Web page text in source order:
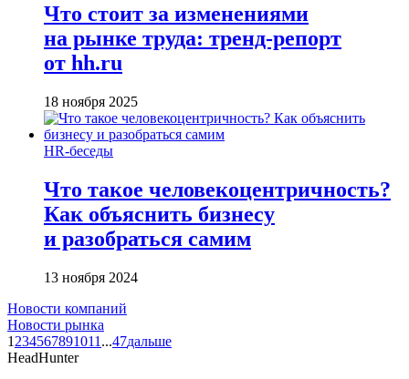
Что стоит за изменениями
на рынке труда: тренд-репорт
от hh.ru
18 ноября 2025
HR-беседы
Что такое человеко­центричность?
Как объяснить бизнесу
и разобраться самим
13 ноября 2024
Новости компаний
Новости рынка
1 234567891011 ...47дальше
HeadHunter